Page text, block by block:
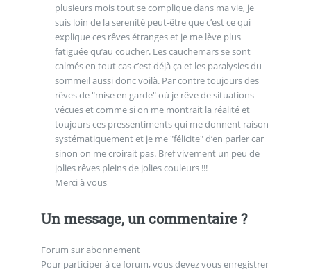
plusieurs mois tout se complique dans ma vie, je
suis loin de la serenité peut-être que c’est ce qui
explique ces rêves étranges et je me lève plus
fatiguée qu’au coucher. Les cauchemars se sont
calmés en tout cas c’est déjà ça et les paralysies du
sommeil aussi donc voilà. Par contre toujours des
rêves de "mise en garde" où je rêve de situations
vécues et comme si on me montrait la réalité et
toujours ces pressentiments qui me donnent raison
systématiquement et je me "félicite" d’en parler car
sinon on me croirait pas. Bref vivement un peu de
jolies rêves pleins de jolies couleurs !!!
Merci à vous
Un message, un commentaire ?
Forum sur abonnement
Pour participer à ce forum, vous devez vous enregistrer